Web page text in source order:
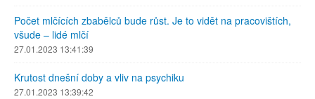
Počet mlčících zbabělců bude růst. Je to vidět na pracovištích,
všude – lidé mlčí
27.01.2023 13:41:39
Krutost dnešní doby a vliv na psychiku
27.01.2023 13:39:42